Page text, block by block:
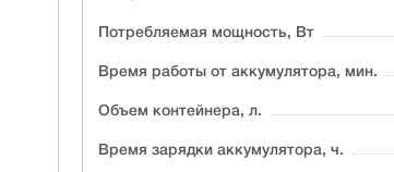
Потребляемая мощность, Вт
Время работы от аккумулятора, мин.
Объем контейнера, л.
Время зарядки аккумулятора, ч.